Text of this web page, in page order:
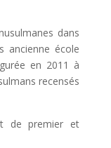
dans
ancienne école
en 2011 à
recensés
de premier et